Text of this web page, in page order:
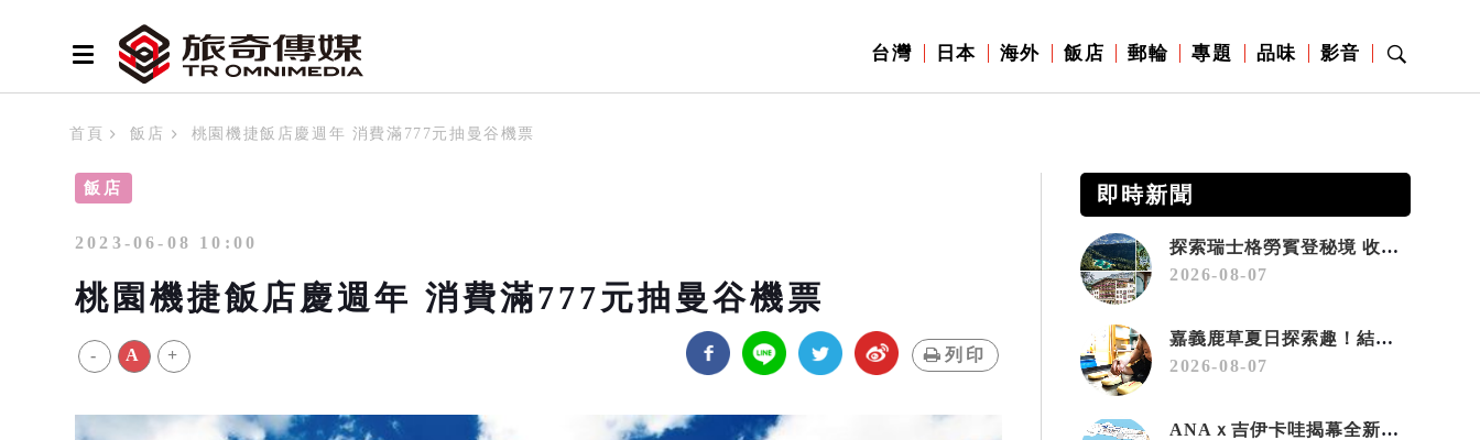
台灣 日本 海外 飯店 郵輪 專題 品味 影音
首頁 飯店 桃園機捷飯店慶週年 消費滿777元抽曼谷機票
飯店
2023-06-08 10:00
桃園機捷飯店慶週年 消費滿777元抽曼谷機票
- A + 列印
即時新聞
探索瑞士格勞賓登秘境 收藏六種阿爾卑斯夏日療癒之旅
2026-08-07
嘉義鹿草夏日探索趣！結合科學、農場與自然的親子小旅行
2026-08-07
ANAｘ吉伊卡哇揭幕全新彩繪機「Chiikawa JET」